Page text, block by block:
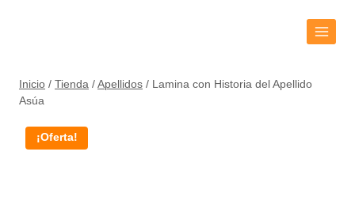
Inicio / Tienda / Apellidos / Lamina con Historia del Apellido
Asúa
¡Oferta!